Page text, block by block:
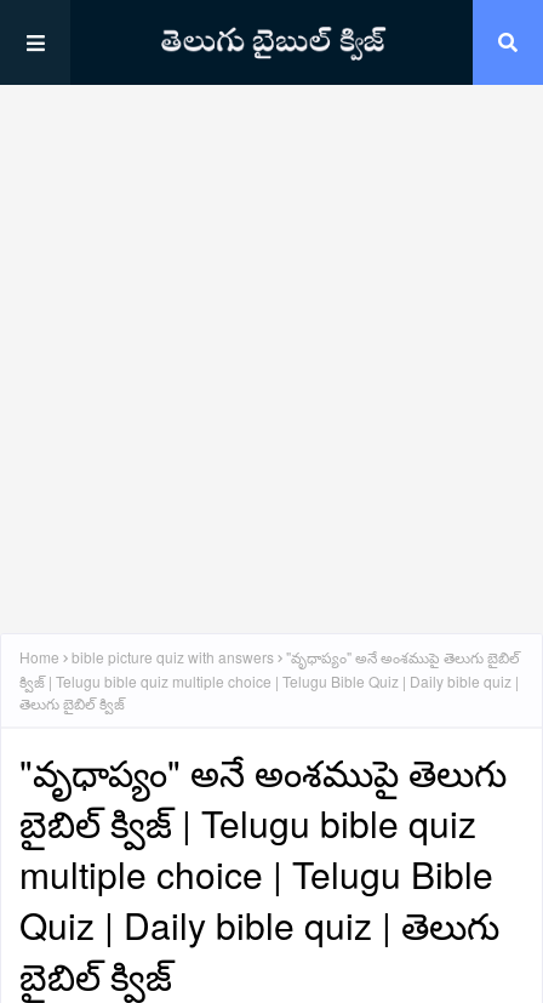
Home bible picture quiz with answers "వృధాప్యం" అనే అంశముపై తెలుగు బైబిల్
క్విజ్ | Telugu bible quiz multiple choice | Telugu Bible Quiz | Daily bible quiz |
తెలుగు బైబిల్ క్విజ్
"వృధాప్యం" అనే అంశముపై తెలుగు
బైబిల్ క్విజ్ | Telugu bible quiz
multiple choice | Telugu Bible
Quiz | Daily bible quiz | తెలుగు
బైబిల్ క్విజ్